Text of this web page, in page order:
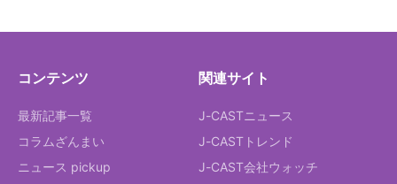
コンテンツ
最新記事一覧
コラムざんまい
ニュース pickup
関連サイト
J-CASTニュース
J-CASTトレンド
J-CAST会社ウォッチ